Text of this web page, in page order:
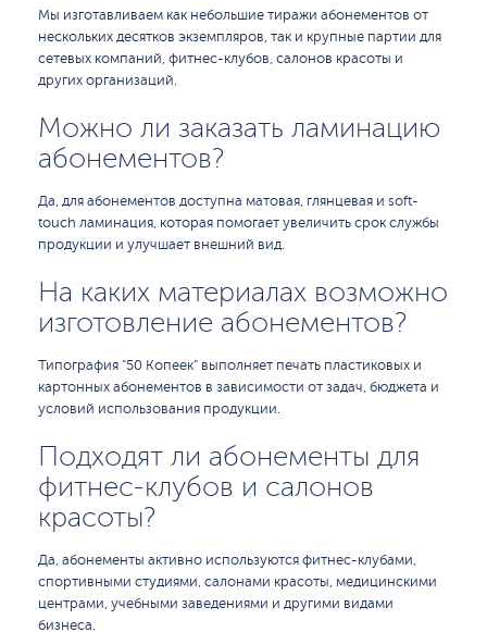
Мы изготавливаем как небольшие тиражи абонементов от
нескольких десятков экземпляров, так и крупные партии для
сетевых компаний, фитнес-клубов, салонов красоты и
других организаций.
Можно ли заказать ламинацию
абонементов?
Да, для абонементов доступна матовая, глянцевая и soft-
touch ламинация, которая помогает увеличить срок службы
продукции и улучшает внешний вид.
На каких материалах возможно
изготовление абонементов?
Типография "50 Копеек" выполняет печать пластиковых и
картонных абонементов в зависимости от задач, бюджета и
условий использования продукции.
Подходят ли абонементы для
фитнес-клубов и салонов
красоты?
Да, абонементы активно используются фитнес-клубами,
спортивными студиями, салонами красоты, медицинскими
центрами, учебными заведениями и другими видами
бизнеса.